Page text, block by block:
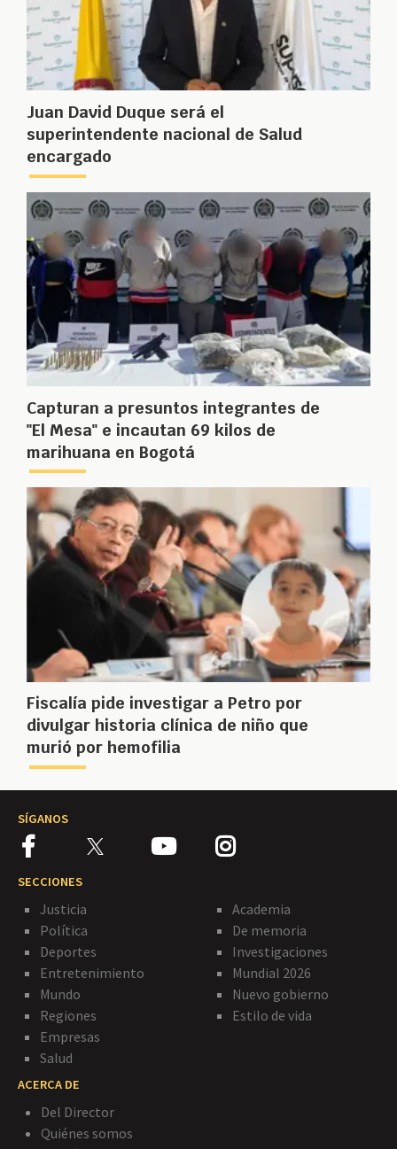
Juan David Duque será el
superintendente nacional de Salud
encargado
Capturan a presuntos integrantes de
"El Mesa" e incautan 69 kilos de
marihuana en Bogotá
Fiscalía pide investigar a Petro por
divulgar historia clínica de niño que
murió por hemofilia
SÍGANOS
SECCIONES
Justicia
Política
Deportes
Entretenimiento
Mundo
Regiones
Empresas
Salud
Academia
De memoria
Investigaciones
Mundial 2026
Nuevo gobierno
Estilo de vida
ACERCA DE
Del Director
Quiénes somos